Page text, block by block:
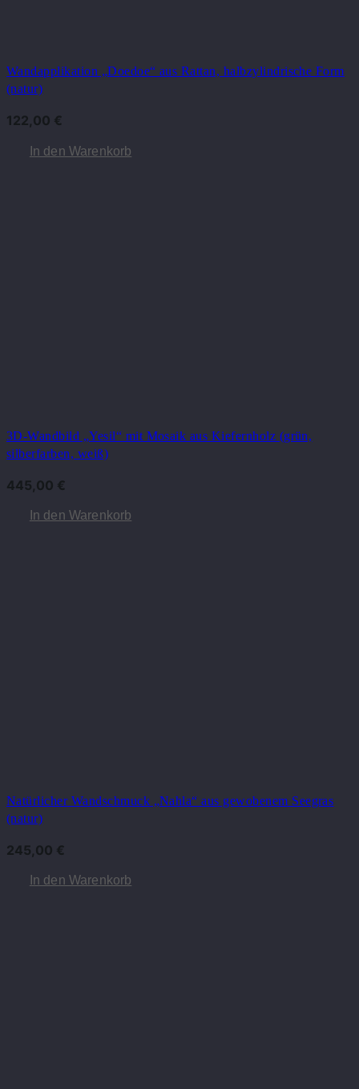
Wandapplikation „Doedoe“ aus Rattan, halbzylindrische Form
(natur)
122,00 €
In den Warenkorb
3D-Wandbild „Yesil“ mit Mosaik aus Kiefernholz (grün,
silberfarben, weiß)
445,00 €
In den Warenkorb
Natürlicher Wandschmuck „Nahla“ aus gewobenem Seegras
(natur)
245,00 €
In den Warenkorb